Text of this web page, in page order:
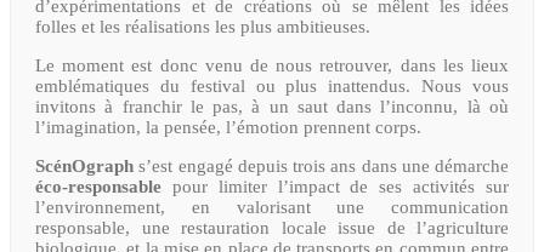
d’expérimentations et de créations où se mêlent les idées
folles et les réalisations les plus ambitieuses.
Le moment est donc venu de nous retrouver, dans les lieux
emblématiques du festival ou plus inattendus. Nous vous
invitons à franchir le pas, à un saut dans l’inconnu, là où
l’imagination, la pensée, l’émotion prennent corps.
ScénOgraph s’est engagé depuis trois ans dans une démarche
éco-responsable pour limiter l’impact de ses activités sur
l’environnement, en valorisant une communication
responsable, une restauration locale issue de l’agriculture